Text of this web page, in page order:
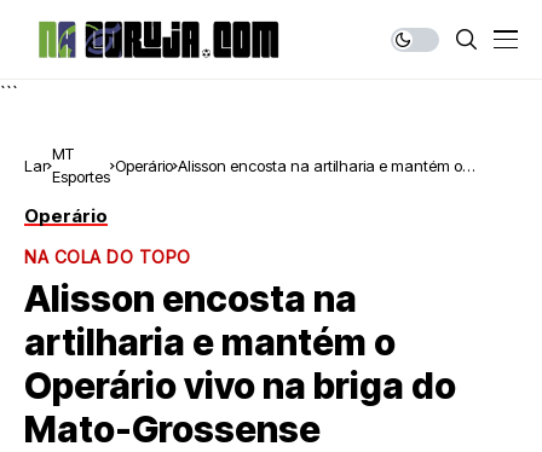
```
Lar
MT
Esportes
Operário Alisson encosta na artilharia e mantém o
Operário
NA COLA DO TOPO
Alisson encosta na
artilharia e mantém o
Operário vivo na briga do
Mato-Grossense